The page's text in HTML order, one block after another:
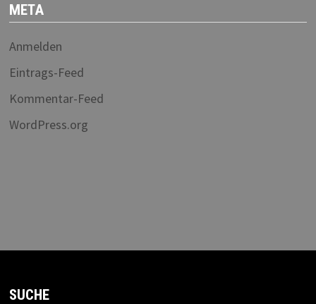
META
Anmelden
Eintrags-Feed
Kommentar-Feed
WordPress.org
SUCHE